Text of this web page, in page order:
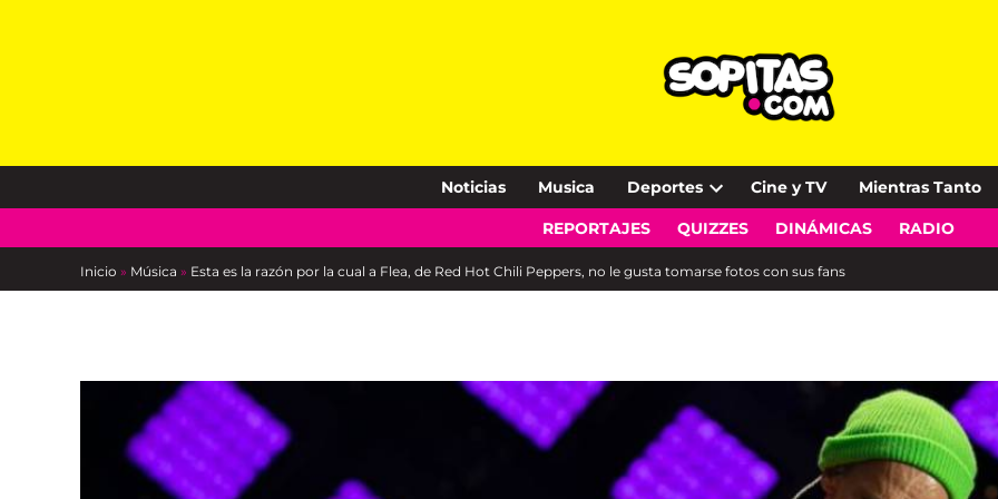
Noticias Musica Deportes
Open
dropdown
Cine y TV Mientras Tanto
REPORTAJES QUIZZES DINÁMICAS RADIO
Inicio » Música » Esta es la razón por la cual a Flea, de Red Hot Chili Peppers, no le gusta tomarse fotos con sus fans